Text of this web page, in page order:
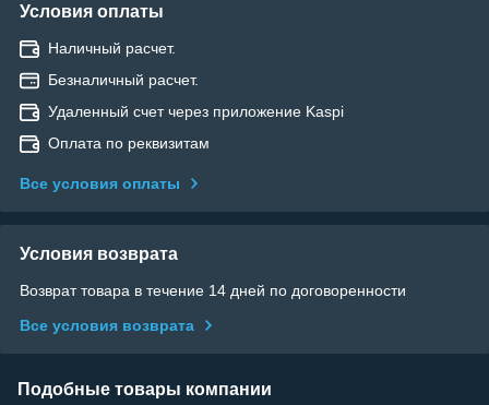
Условия оплаты
Наличный расчет.
Безналичный расчет.
Удаленный счет через приложение Kaspi
Оплата по реквизитам
Все условия оплаты
Условия возврата
Возврат товара в течение 14 дней по договоренности
Все условия возврата
Подобные товары компании